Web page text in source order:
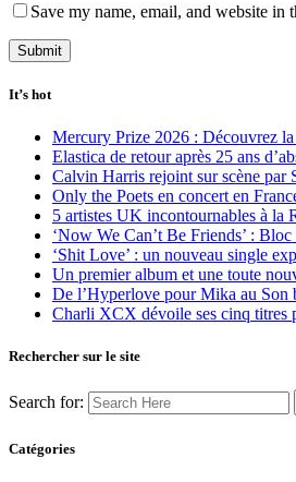
Save my name, email, and website
It’s hot
Mercury Prize 2026 : Découvrez
Elastica de retour après 25 ans
Calvin Harris rejoint sur scène par
Only the Poets en concert en
5 artistes UK incontournables à la
‘Now We Can’t Be Friends’ :
‘Shit Love’ : un nouveau single
Un premier album et une toute
De l’Hyperlove pour Mika au Son
Charli XCX dévoile ses cinq titres
Rechercher sur le site
Search for:
Catégories